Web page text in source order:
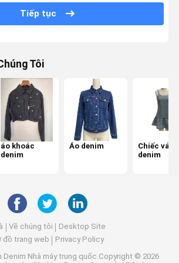
Tiếp tục
Tôi
áo khoác
denim
Áo denim
Chiếc váy
denim
Về chúng tôi
Desktop Site
đồ trang web
Privacy Policy
Denim Nhà máy trung quốc.Copyright © 2026